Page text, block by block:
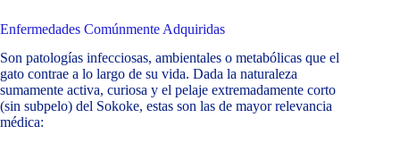
Enfermedades Comúnmente Adquiridas
Son patologías infecciosas, ambientales o metabólicas que el
gato contrae a lo largo de su vida. Dada la naturaleza
sumamente activa, curiosa y el pelaje extremadamente corto
(sin subpelo) del Sokoke, estas son las de mayor relevancia
médica: